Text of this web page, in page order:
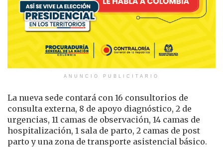
ANUNCIO PUBLICITARIO
La nueva sede contará con 16 consultorios de
consulta externa, 8 de apoyo diagnóstico, 2 de
urgencias, 11 camas de observación, 14 camas de
hospitalización, 1 sala de parto, 2 camas de post
parto y una zona de transporte asistencial básico.